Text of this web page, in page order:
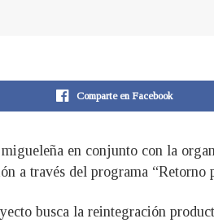
Comparte en Facebook
en conjunto con la
a través del programa “Retorno
busca la reintegración